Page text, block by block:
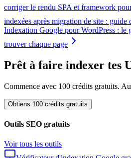
corriger le rendu SPA et framework
indexées après migration de site : guide
Indexation Google pour WordPress : le
trouver chaque page
Prêt à faire indexer tes
Commence avec 100 crédits gratuits.
Obtiens 100 crédits gratuits
Outils SEO gratuits
Voir tous les outils